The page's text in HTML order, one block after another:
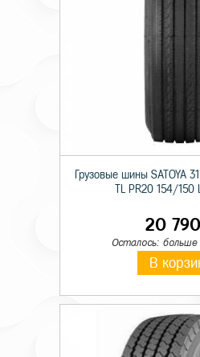
Грузовые шины SATOYA
TL PR20 154/150
20 790
Осталось:
В